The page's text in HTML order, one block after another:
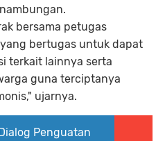
bersama petugas
bertugas untuk dapat
terkait lainnya serta
guna terciptanya
ujarnya.
Penguatan